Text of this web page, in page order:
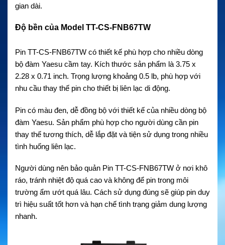
gian dài.
Độ bền của Model TT-CS-FNB67TW
Pin TT-CS-FNB67TW có thiết kế phù hợp cho nhiều dòng
bộ đàm Yaesu cầm tay. Kích thước sản phẩm là 3.75 x
2.28 x 0.71 inch. Trọng lượng khoảng 0.5 lb, phù hợp với
nhu cầu thay thế pin cho thiết bị liên lạc di động.
Pin có màu đen, dễ đồng bộ với thiết kế của nhiều dòng bộ
đàm Yaesu. Sản phẩm phù hợp cho người dùng cần pin
thay thế tương thích, dễ lắp đặt và tiện sử dụng trong nhiều
tình huống liên lạc.
Người dùng nên bảo quản Pin TT-CS-FNB67TW ở nơi khô
ráo, tránh nhiệt độ quá cao và không để pin trong môi
trường ẩm ướt quá lâu. Cách sử dụng đúng sẽ giúp pin duy
trì hiệu suất tốt hơn và hạn chế tình trạng giảm dung lượng
nhanh.